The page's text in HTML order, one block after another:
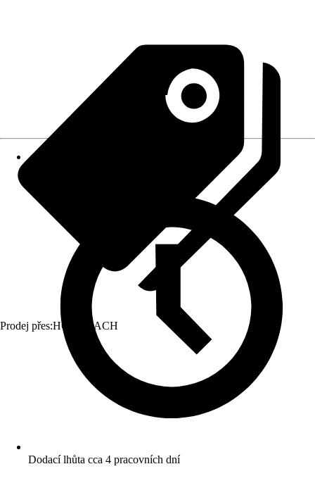
Prodej přes:HORNBACH
Dodací lhůta cca 4 pracovních dní